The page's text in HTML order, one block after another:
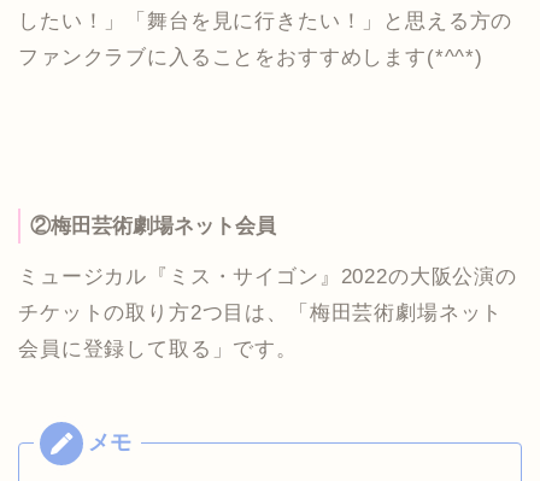
したい！」「舞台を見に行きたい！」と思える方の
ファンクラブに入ることをおすすめします(*^^*)
②梅田芸術劇場ネット会員
ミュージカル『ミス・サイゴン』2022の大阪公演の
チケットの取り方2つ目は、「梅田芸術劇場ネット
会員に登録して取る」です。